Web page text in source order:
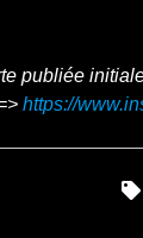
publiée
https://